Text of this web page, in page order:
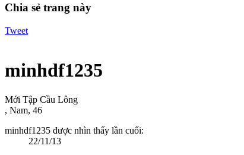
Chia sẻ trang này
Tweet
minhdf1235
Mới Tập Cầu Lông
, Nam, 46
minhdf1235 được nhìn thấy lần cuối:
22/11/13